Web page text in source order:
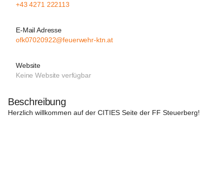
+43 4271 222113
E-Mail Adresse
ofk07020922@feuerwehr-ktn.at
Website
Keine Website verfügbar
Beschreibung
Herzlich willkommen auf der CITIES Seite der FF Steuerberg!